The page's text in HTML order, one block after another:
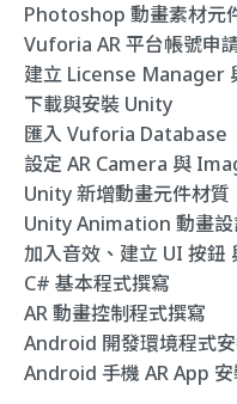
Photoshop 動畫素材元
Vuforia AR 平台帳號申
建立 License
下載與安裝 Unity
匯入 Vuforia Database
設定 AR Camera 與
Unity 新增動畫元件材質
Unity Animation 動畫設
加入音效、建立 UI 按鈕
C# 基本程式撰寫
AR 動畫控制程式撰寫
Android 開發環境程式
Android 手機 AR App